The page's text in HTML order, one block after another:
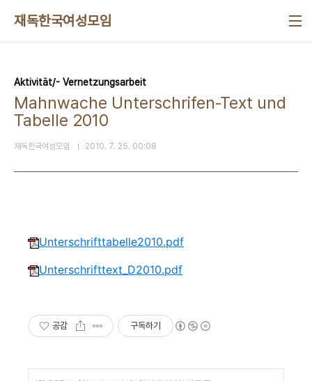
재독한국여성모임
Aktivität/- Vernetzungsarbeit
Mahnwache Unterschrifen-Text und
Tabelle 2010
재독한국여성모임 2010. 7. 25. 00:08
Unterschrifttabelle2010.pdf
Unterschrifttext_D2010.pdf
공감 구독하기